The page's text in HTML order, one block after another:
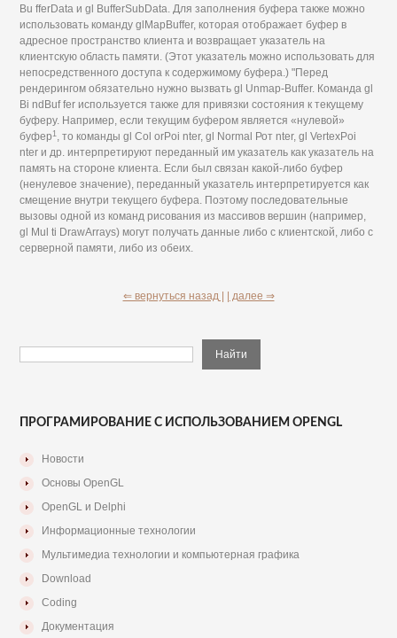
Bu fferData и gl BufferSubData. Для заполнения буфера также можно
использовать команду glMapBuffer, которая отображает буфер в
адресное пространство клиента и возвращает указатель на
клиентскую область памяти. (Этот указатель можно использовать для
непосредственного доступа к содержимому буфера.) "Перед
рендерингом обязательно нужно вызвать gl Unmap-Buffer. Команда gl
Bi ndBuf fer используется также для привязки состояния к текущему
буферу. Например, если текущим буфером является «нулевой»
буфер1 , то команды gl Col orPoi nter, gl Normal Рот nter, gl VertexPoi
nter и др. интерпретируют переданный им указатель как указатель на
память на стороне клиента. Если был связан какой-либо буфер
(ненулевое значение), переданный указатель интерпретируется как
смещение внутри текущего буфера. Поэтому последовательные
вызовы одной из команд рисования из массивов вершин (например,
gl Mul ti DrawArrays) могут получать данные либо с клиентской, либо с
серверной памяти, либо из обеих.
⇐ вернуться назад | | далее ⇒
ПРОГРАМИРОВАНИЕ С ИСПОЛЬЗОВАНИЕМ OPENGL
Новости
Основы OpenGL
OpenGL и Delphi
Информационные технологии
Мультимедиа технологии и компьютерная графика
Download
Coding
Документация